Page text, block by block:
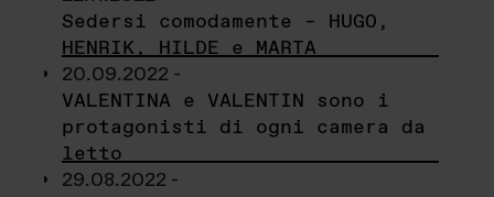
Sedersi comodamente – HUGO,
HENRIK, HILDE e MARTA
20.09.2022 -
VALENTINA e VALENTIN sono i
protagonisti di ogni camera da
letto
29.08.2022 -